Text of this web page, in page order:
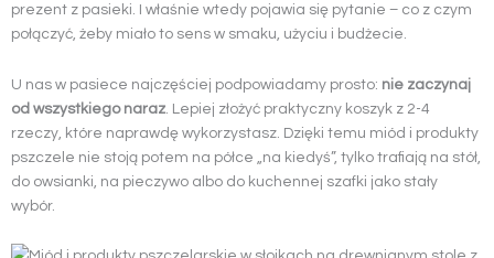
prezent z pasieki. I właśnie wtedy pojawia się pytanie – co z czym
połączyć, żeby miało to sens w smaku, użyciu i budżecie.
U nas w pasiece najczęściej podpowiadamy prosto: nie zaczynaj
od wszystkiego naraz . Lepiej złożyć praktyczny koszyk z 2-4
rzeczy, które naprawdę wykorzystasz. Dzięki temu miód i produkty
pszczele nie stoją potem na półce „na kiedyś”, tylko trafiają na stół,
do owsianki, na pieczywo albo do kuchennej szafki jako stały
wybór.